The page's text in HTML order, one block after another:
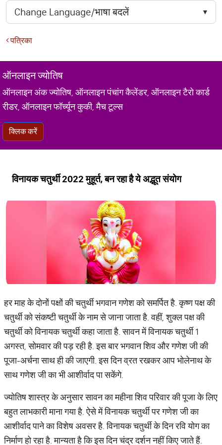
पत्रिका
ऑनलाइन ज्योतिष
ऑनलाइन अंक ज्योतिष, ऑनलाइन पंचांग कैलेंडर, ऑनलाइन टैरो कार्ड
रीडर, ऑनलाइन फॉर्च्यून कुकी, मैच टूल्स
क्लिक करें
विनायक चतुर्थी 2022 मुहूर्त, बन रहा है ये अद्भूत संयोग
हर माह के दोनों पक्षों की चतुर्थी भगवान गणेश को समर्पित है. कृष्ण पक्ष की
चतुर्थी को संकष्टी चतुर्थी के नाम से जाना जाता है. वहीं, शुक्ल पक्ष की
चतुर्थी को विनायक चतुर्थी कहा जाता है. सावन में विनायक चतुर्थी 1
अगस्त, सोमवार की पड़ रही है. इस बार भगवान शिव और गणेश जी की
पूजा-अर्चना साथ ही की जाएगी. इस दिन व्रत रखकर आप भोलेनाथ के
साथ गणेश जी का भी आशीर्वाद पा सकेंगे.
ज्योतिष शास्त्र के अनुसार सावन का महीना शिव परिवार की पूजा के लिए
बहुत लाभकारी माना गया है. ऐसे में विनायक चतुर्थी पर गणेश जी का
आशीर्वाद पाने का विशेष अवसर है. विनायक चतुर्थी के दिन रवि योग का
निर्माण हो रहा है. मान्यता है कि इस दिन चंद्र दर्शन नहीं किए जाते हैं.